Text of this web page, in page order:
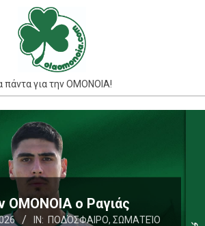
πάντα για την ΟΜΟΝΟΙΑ!
ΟΜΟΝΟΙΑ ο Ραγιάς
IN: ΠΟΔΌΣΦΑΙΡΟ ΣΩΜΑΤΕΊΟ